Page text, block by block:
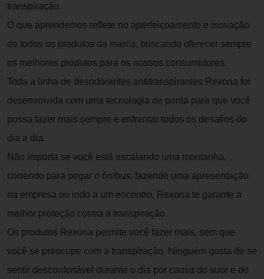
transpiração.
O que aprendemos reflete no aperfeiçoamento e inovação
de todos os produtos da marca, buscando oferecer sempre
os melhores produtos para os nossos consumidores.
Toda a linha de desodorantes antitranspirantes Rexona foi
desenvolvida com uma tecnologia de ponta para que você
possa fazer mais sempre e enfrentar todos os desafios do
dia a dia.
Não importa se você está escalando uma montanha,
correndo para pegar o ônibus, fazendo uma apresentação
na empresa ou indo a um encontro, Rexona te garante a
melhor proteção contra a transpiração.
Os produtos Rexona permite você fazer mais, sem que
você se preocupe com a transpiração. Ninguém gosta de se
sentir desconfortável durante o dia por causa do suor e do